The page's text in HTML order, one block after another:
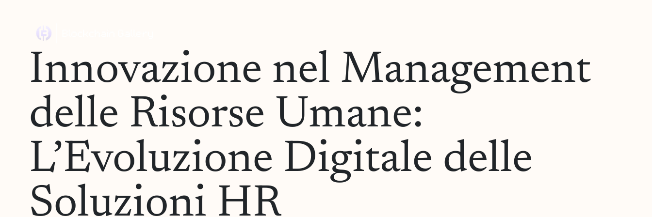
Innovazione nel Management
delle Risorse Umane:
L’Evoluzione Digitale delle
Soluzioni HR